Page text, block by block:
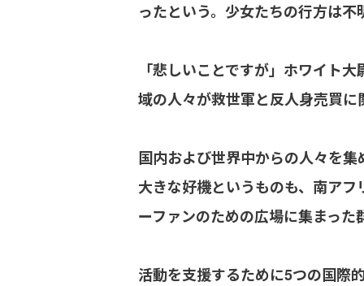
ったという。少女たちの行方は不
「悲しいことですが」ホワイト
域の人々が救世軍と反人身売買
国内および世界中からの人々を
大きな好機というものも、南ア
ーファンのための広場に集まっ
活動を支援するために5つの国際